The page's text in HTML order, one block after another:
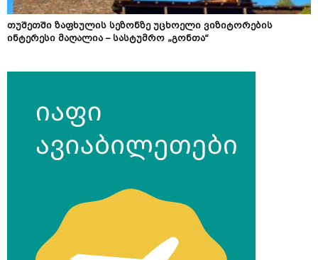
თუშეთში ზაფხულის სეზონზე უცხოელი ვიზიტორების
ინტერესი მაღალია – სასტუმრო „გონთა“